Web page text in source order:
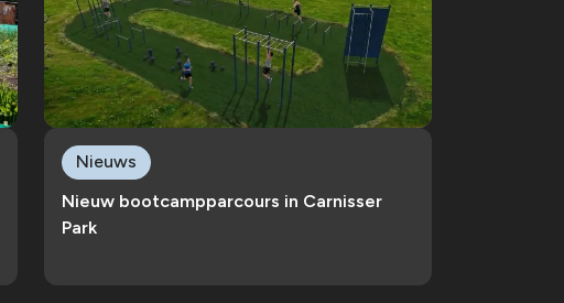
Nieuw bootcampparcours in Carnisser
Park
Nieuws